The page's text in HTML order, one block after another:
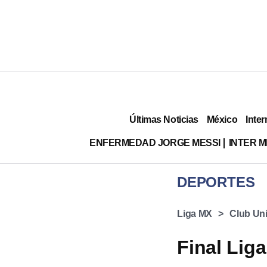
Últimas Noticias México
ENFERMEDAD JORGE MESSI INTER
DEPORTES
Liga MX Club
Final